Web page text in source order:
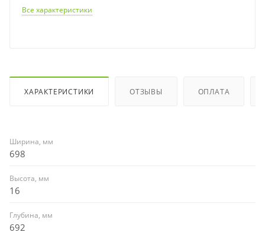
Все характеристики
ХАРАКТЕРИСТИКИ ОТЗЫВЫ ОПЛАТА
Ширина, мм
698
Высота, мм
16
Глубина, мм
692